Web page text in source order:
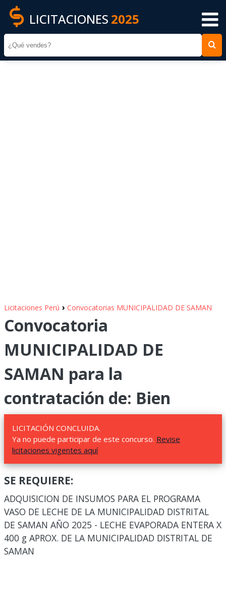
LICITACIONES 2025
Licitaciones Perú › Convocatorias MUNICIPALIDAD DE SAMAN
Convocatoria
MUNICIPALIDAD DE
SAMAN para la
contratación de: Bien
LICITACIÓN CONCLUIDA.
Ya no puede participar de este concurso. Revise
licitaciones vigentes aquí
SE REQUIERE:
ADQUISICION DE INSUMOS PARA EL PROGRAMA
VASO DE LECHE DE LA MUNICIPALIDAD DISTRITAL
DE SAMAN AÑO 2025 - LECHE EVAPORADA ENTERA X
400 g APROX. DE LA MUNICIPALIDAD DISTRITAL DE
SAMAN